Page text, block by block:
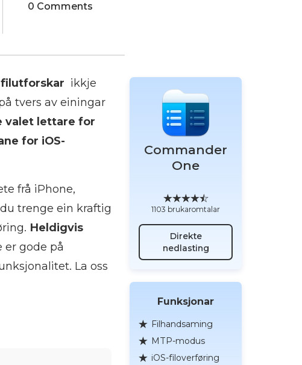
0 Comments
ikkje
tvers av einingar
valet lettare for
for iOS-
frå iPhone,
trenge ein kraftig
Heldigvis
er gode på
La oss
Commander
One
1103 brukaromtalar
Direkte
nedlasting
Funksjonar
Filhandsaming
MTP-modus
iOS-filoverføring